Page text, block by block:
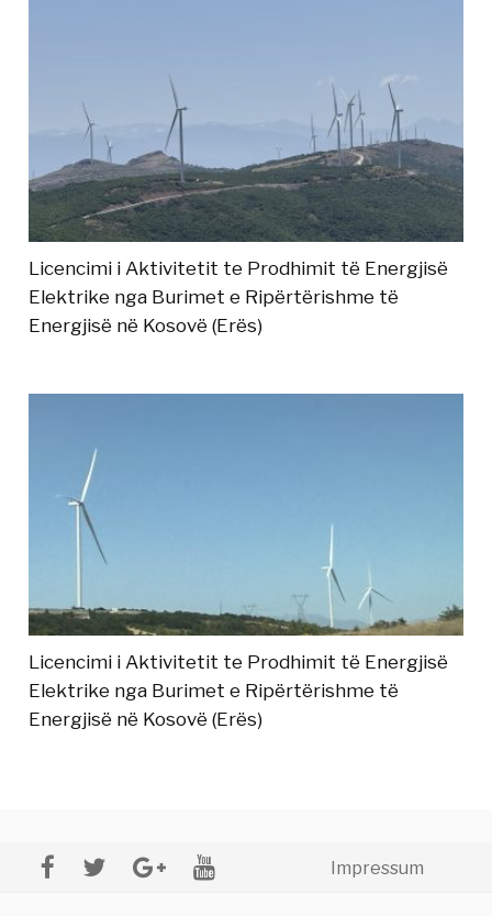
Licencimi i Aktivitetit te Prodhimit të Energjisë
Elektrike nga Burimet e Ripërtërishme të
Energjisë në Kosovë (Erës)
Licencimi i Aktivitetit te Prodhimit të Energjisë
Elektrike nga Burimet e Ripërtërishme të
Energjisë në Kosovë (Erës)
Impressum